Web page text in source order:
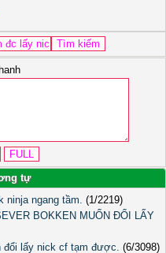
tự
ninja ngang tầm. (1/2219)
BOKKEN MUỐN ĐỔI LẤY
đổi lấy nick cf tạm được. (6/3098)